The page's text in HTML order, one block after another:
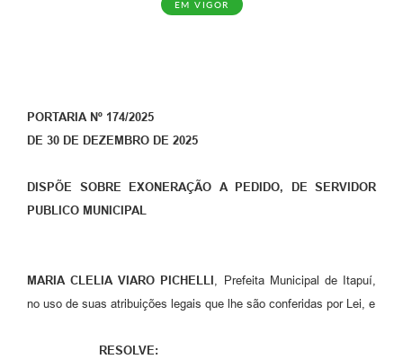
EM VIGOR
PORTARIA Nº 174/2025
DE 30 DE DEZEMBRO DE 2025
DISPÕE SOBRE EXONERAÇÃO A PEDIDO, DE SERVIDOR
PUBLICO MUNICIPAL
MARIA CLELIA VIARO PICHELLI , Prefeita Municipal de Itapuí,
no uso de suas atribuições legais que lhe são conferidas por Lei, e
RESOLVE: